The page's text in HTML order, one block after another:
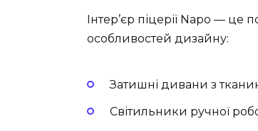
Інтер’єр піцерії Napo — це
особливостей дизайну:
Затишні дивани з
Світильники ручної